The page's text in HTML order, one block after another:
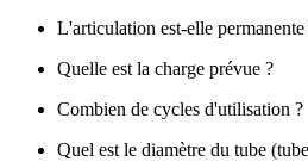
L'articulation est-elle
Quelle est la charge prévue ?
Combien de cycles d'utilisation ?
Quel est le diamètre du tube